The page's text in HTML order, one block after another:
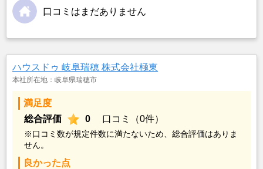
口コミはまだありません
ハウスドゥ 岐阜瑞穂 株式会社極東
本社所在地：岐阜県瑞穂市
満足度
総合評価
0 口コミ（0件）
※口コミ数が規定件数に満たないため、総合評価はありま
せん。
良かった点